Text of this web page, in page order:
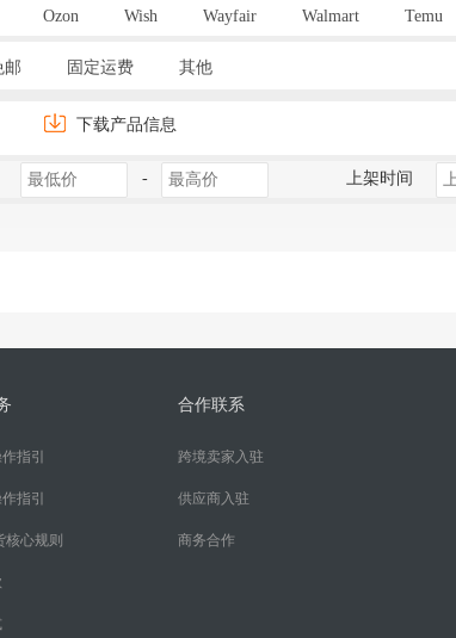
Ozon Wish Wayfair Walmart Temu
邮 固定运费 其他
下载产品信息
- 上架时间
指引
指引
核心规则
合作联系
跨境卖家入驻
供应商入驻
商务合作